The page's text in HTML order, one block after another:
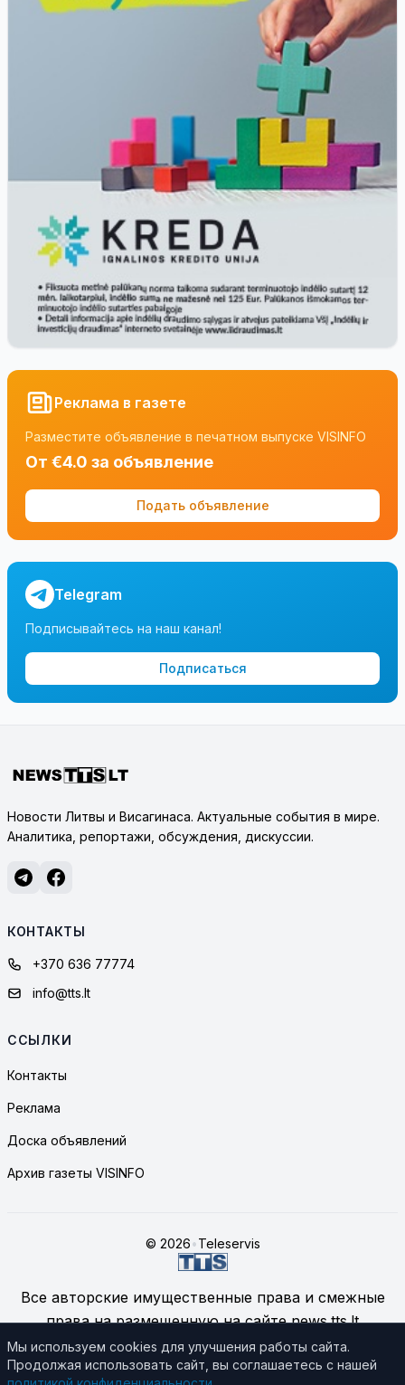
Реклама в газете
Разместите объявление в печатном выпуске VISINFO
От €4.0 за объявление
Подать объявление
Telegram
Подписывайтесь на наш канал!
Подписаться
Новости Литвы и Висагинаса. Актуальные события в мире.
Аналитика, репортажи, обсуждения, дискуссии.
КОНТАКТЫ
+370 636 77774
info@tts.lt
ССЫЛКИ
Контакты
Реклама
Доска объявлений
Архив газеты VISINFO
© 2026•Teleservis
Все авторские имущественные права и смежные
права на размещенную на сайте news.tts.lt
информацию принадлежат ЗАО "Telekomunikacinių
technologijų servisas", если не указано иное.
Мы используем cookies для улучшения работы сайта.
Продолжая использовать сайт, вы соглашаетесь с нашей